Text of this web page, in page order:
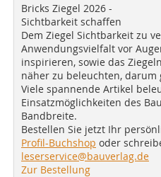
Bricks Ziegel 2026 -
Sichtbarkeit schaffen
Dem Ziegel Sichtbarkeit zu
Anwendungsvielfalt vor
inspirieren, sowie das
näher zu beleuchten, darum
Viele spannende Artikel
Einsatzmöglichkeiten des
Bandbreite.
Bestellen Sie jetzt Ihr
Profil-Buchshop oder
leserservice@bauverlag.de
Zur Bestellung